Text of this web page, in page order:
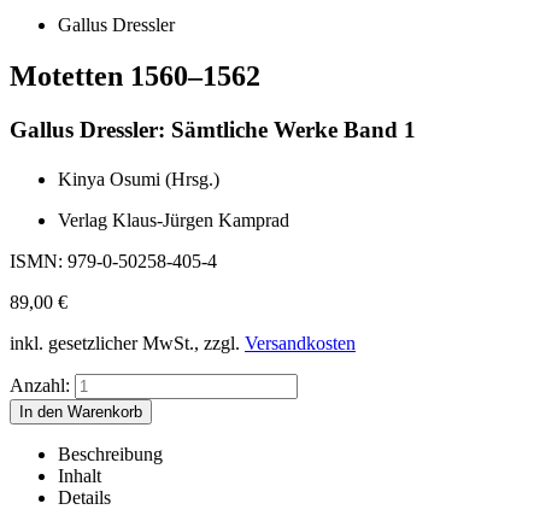
Gallus Dressler
Motetten 1560–1562
Gallus Dressler: Sämtliche Werke Band 1
Kinya Osumi (Hrsg.)
Verlag Klaus-Jürgen Kamprad
ISMN: 979-0-50258-405-4
89,00 €
inkl. gesetzlicher MwSt., zzgl. Versandkosten
Anzahl:
Beschreibung
Inhalt
Details